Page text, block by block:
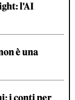
l'AI
è una